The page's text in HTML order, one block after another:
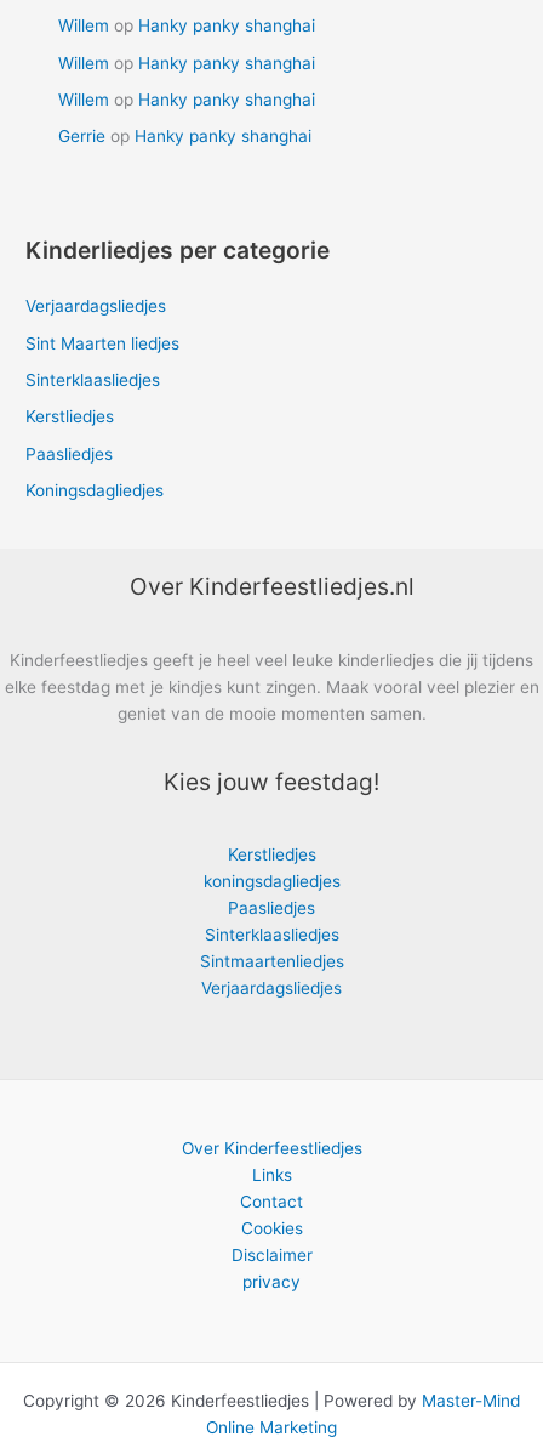
Willem op Hanky panky shanghai
Willem op Hanky panky shanghai
Willem op Hanky panky shanghai
Gerrie op Hanky panky shanghai
Kinderliedjes per categorie
Verjaardagsliedjes
Sint Maarten liedjes
Sinterklaasliedjes
Kerstliedjes
Paasliedjes
Koningsdagliedjes
Over Kinderfeestliedjes.nl
Kinderfeestliedjes geeft je heel veel leuke kinderliedjes die jij tijdens
elke feestdag met je kindjes kunt zingen. Maak vooral veel plezier en
geniet van de mooie momenten samen.
Kies jouw feestdag!
Kerstliedjes
koningsdagliedjes
Paasliedjes
Sinterklaasliedjes
Sintmaartenliedjes
Verjaardagsliedjes
Over Kinderfeestliedjes
Links
Contact
Cookies
Disclaimer
privacy
Copyright © 2026 Kinderfeestliedjes | Powered by Master-Mind
Online Marketing